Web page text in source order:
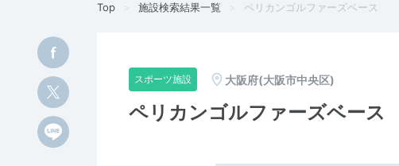
Top 施設検索結果一覧 ペリカンゴルファーズベース
スポーツ施設 大阪府(大阪市中央区)
ペリカンゴルファーズベース